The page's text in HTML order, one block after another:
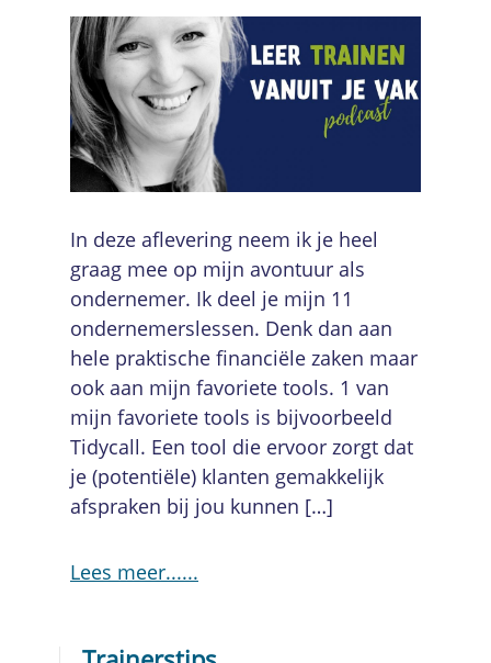
In deze aflevering neem ik je heel
graag mee op mijn avontuur als
ondernemer. Ik deel je mijn 11
ondernemerslessen. Denk dan aan
hele praktische financiële zaken maar
ook aan mijn favoriete tools. 1 van
mijn favoriete tools is bijvoorbeeld
Tidycall. Een tool die ervoor zorgt dat
je (potentiële) klanten gemakkelijk
afspraken bij jou kunnen […]
Lees meer...